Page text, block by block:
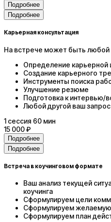
Подробнее
Подробнее
Карьерная консультация
На встрече может быть любой
Определение карьерной
Создание карьерного
Инструменты поиска
Улучшение резюме
Подготовка к интервью/
Любой другой ваш
1 сессия 60 мин
15 000 ₽
Подробнее
Подробнее
Встреча в коучинговом формате
Ваш анализ текущей
коучинга
Сформулируем цели
Сформулируем
Сформулируем план